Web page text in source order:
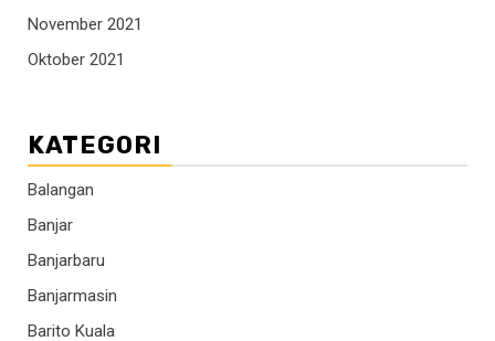
November 2021
Oktober 2021
KATEGORI
Balangan
Banjar
Banjarbaru
Banjarmasin
Barito Kuala